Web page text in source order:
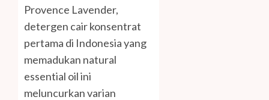
Provence Lavender,
detergen cair konsentrat
pertama di Indonesia yang
memadukan natural
essential oil ini
meluncurkan varian